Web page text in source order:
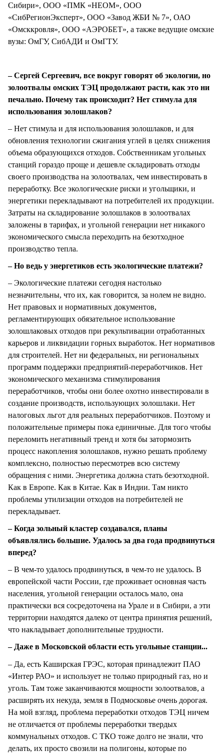
Сибири», ООО «ПМК «НЕОМ», ООО
«СибРегионЭксперт», ООО «Завод ЖБИ № 7», ОАО
«Омсккровля», ООО «АЭРОБЕТ», а также ведущие омские
вузы: ОмГУ, СибАДИ и ОмГТУ.
– Сергей Сергеевич, все вокруг говорят об экологии, но
золоотвалы омских ТЭЦ продолжают расти, как это ни
печально. Почему так происходит? Нет стимула для
использования золошлаков?
– Нет стимула и для использования золошлаков, и для
обновления технологии сжигания углей в целях снижения
объема образующихся отходов. Собственникам угольных
станций гораздо проще и дешевле складировать отходы
своего производства на золоотвалах, чем инвестировать в
переработку. Все экологические риски и угольщики, и
энергетики перекладывают на потребителей их продукции.
Затраты на складирование золошлаков в золоотвалах
заложены в тарифах, и угольной генерации нет никакого
экономического смысла переходить на безотходное
производство тепла.
– Но ведь у энергетиков есть экологические платежи?
– Экологические платежи сегодня настолько
незначительны, что их, как говорится, за нолем не видно.
Нет правовых и нормативных документов,
регламентирующих обязательное использование
золошлаковых отходов при рекультивации отработанных
карьеров и ликвидации горных выработок. Нет нормативов
для строителей. Нет ни федеральных, ни региональных
программ поддержки предприятий-переработчиков. Нет
экономического механизма стимулирования
переработчиков, чтобы они более охотно инвестировали в
создание производств, использующих золошлаки. Нет
налоговых льгот для реальных переработчиков. Поэтому и
положительные примеры пока единичные. Для того чтобы
переломить негативный тренд и хотя бы затормозить
процесс накопления золошлаков, нужно решать проблему
комплексно, полностью пересмотрев всю систему
обращения с ними. Энергетика должна стать безотходной.
Как в Европе. Как в Китае. Как в Индии. Там никто
проблемы утилизации отходов на потребителей не
перекладывает.
– Когда зольный кластер создавался, планы
объявлялись большие. Удалось за два года продвинуться
вперед?
– В чем-то удалось продвинуться, в чем-то не удалось. В
европейской части России, где проживает основная часть
населения, угольной генерации осталось мало, она
практически вся сосредоточена на Урале и в Сибири, а эти
территории находятся далеко от центра принятия решений,
что накладывает дополнительные трудности.
– Даже в Московской области есть угольные станции...
– Да, есть Каширская ГРЭС, которая принадлежит ПАО
«Интер РАО» и использует не только природный газ, но и
уголь. Там тоже заканчиваются мощности золоотвалов, а
расширять их некуда, земля в Подмосковье очень дорогая.
На мой взгляд, проблема переработки отходов ТЭЦ ничем
не отличается от проблемы переработки твердых
коммунальных отходов. С ТКО тоже долго не знали, что
делать, их просто свозили на полигоны, которые по